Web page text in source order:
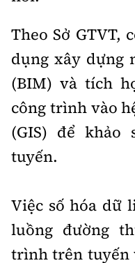
Theo Sở GTVT,
dụng xây dựng
(BIM) và tích
công trình vào
(GIS) để khảo
tuyến.
Việc số hóa dữ
luồng đường
trình trên tuyến